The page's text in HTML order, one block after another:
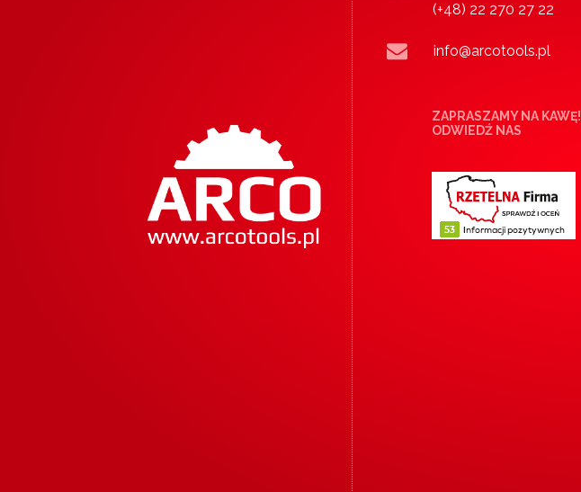
(+48) 22 270 27 22
info@arcotools.pl
ZAPRASZAMY NA KAWĘ!
ODWIEDŹ NAS